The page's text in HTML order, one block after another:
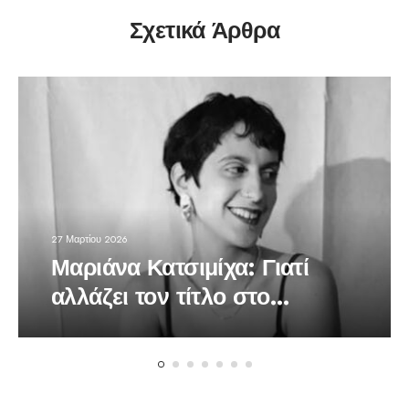
Σχετικά Άρθρα
27 Μαρτίου 2026
Μαριάνα Κατσιμίχα: Γιατί
αλλάζει τον τίτλο στο
τραγούδι της «Το Βαλς των
Χαμένων Ονείρων»